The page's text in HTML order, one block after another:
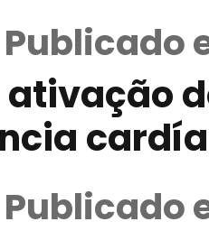
ativação